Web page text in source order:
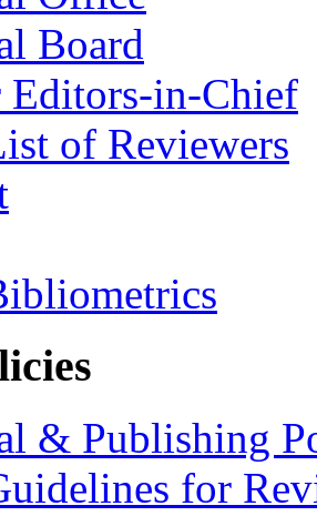
Board
Editors-in-Chief
of Reviewers
& Publishing
for